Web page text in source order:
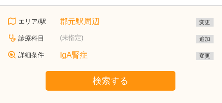
エリア/駅 郡元駅周辺 変更
診療科目 (未指定) 追加
詳細条件 IgA腎症 変更
検索する